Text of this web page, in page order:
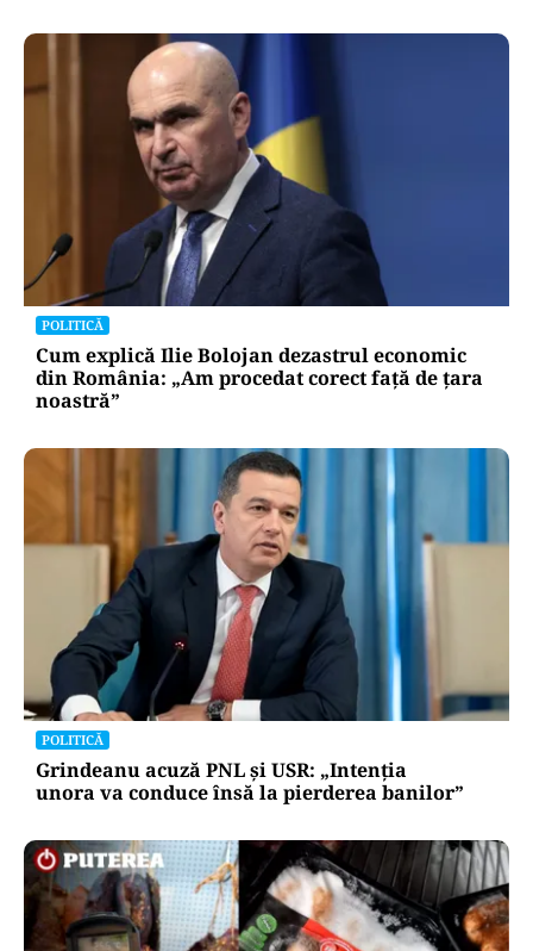
POLITICĂ
Cum explică Ilie Bolojan dezastrul economic
din România: „Am procedat corect față de țara
noastră”
POLITICĂ
Grindeanu acuză PNL și USR: „Intenția
unora va conduce însă la pierderea banilor”